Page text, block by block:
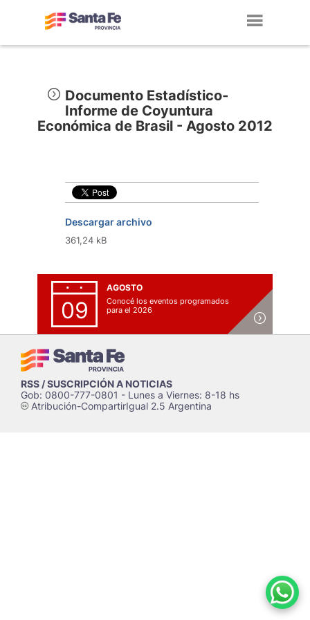
Documento Estadístico-
Informe de Coyuntura
Económica de Brasil - Agosto 2012
Descargar archivo
361,24 kB
09
AGOSTO
Conocé los eventos programados
para el 2026
RSS / SUSCRIPCIÓN A NOTICIAS
Gob: 0800-777-0801 - Lunes a Viernes: 8-18 hs
cAtribución-CompartirIgual 2.5 Argentina